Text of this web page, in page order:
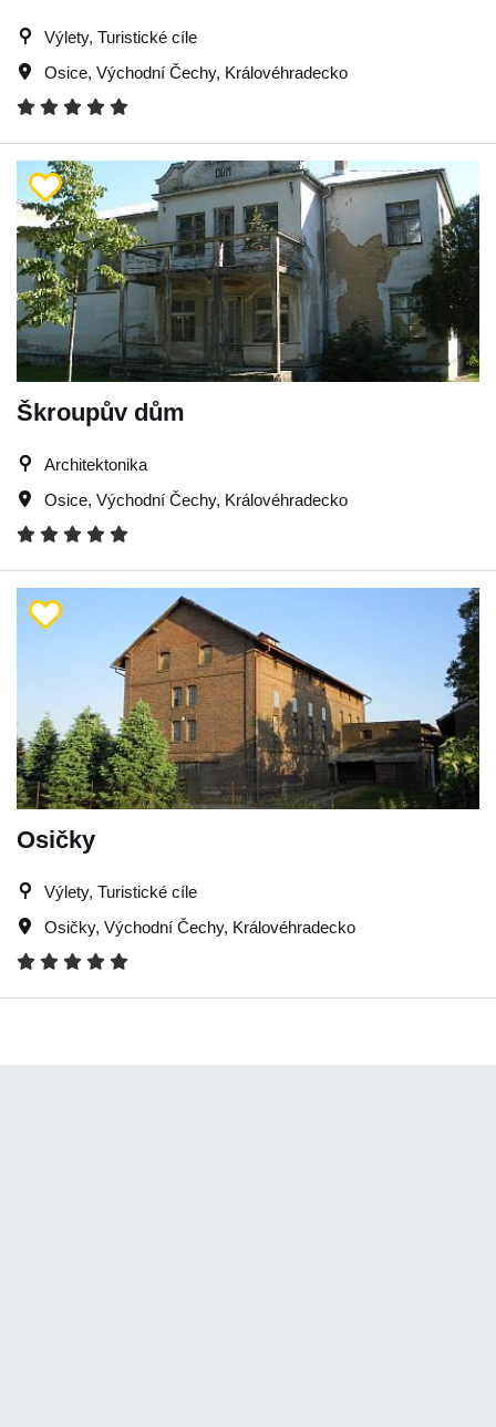
Výlety, Turistické cíle
Osice, Východní Čechy, Královéhradecko
Škroupův dům
Architektonika
Osice, Východní Čechy, Královéhradecko
Osičky
Výlety, Turistické cíle
Osičky, Východní Čechy, Královéhradecko